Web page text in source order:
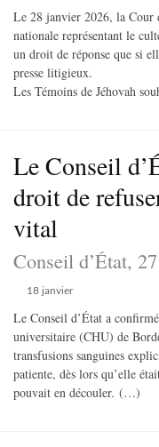
Le 28 janvier 2026, la Cour
nationale représentant le
un droit de réponse que si
presse litigieux.
Les Témoins de Jéhovah
Le Conseil
droit de
vital
Conseil d’État,
18 janvier
Le Conseil d’État a
universitaire (CHU) de
transfusions sanguines
patiente, dès lors qu’elle
pouvait en découler. (…)